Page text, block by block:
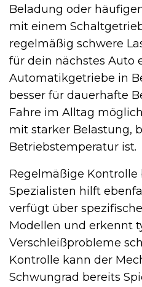
Beladung oder
mit einem
regelmäßig schwere
für dein nächstes Auto
Automatikgetriebe in
besser für dauerhafte
Fahre im Alltag
mit starker Belastung,
Betriebstemperatur ist.
Regelmäßige Kontrolle
Spezialisten hilft
verfügt über
Modellen und erkennt
Verschleißprobleme
Kontrolle kann der
Schwungrad bereits